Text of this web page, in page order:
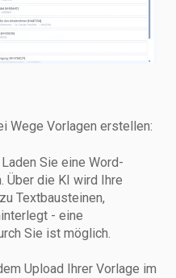
Wege Vorlagen erstellen:
Laden Sie eine Word-
Über die KI wird Ihre
Textbausteinen,
- eine
Sie ist möglich.
Upload Ihrer Vorlage im